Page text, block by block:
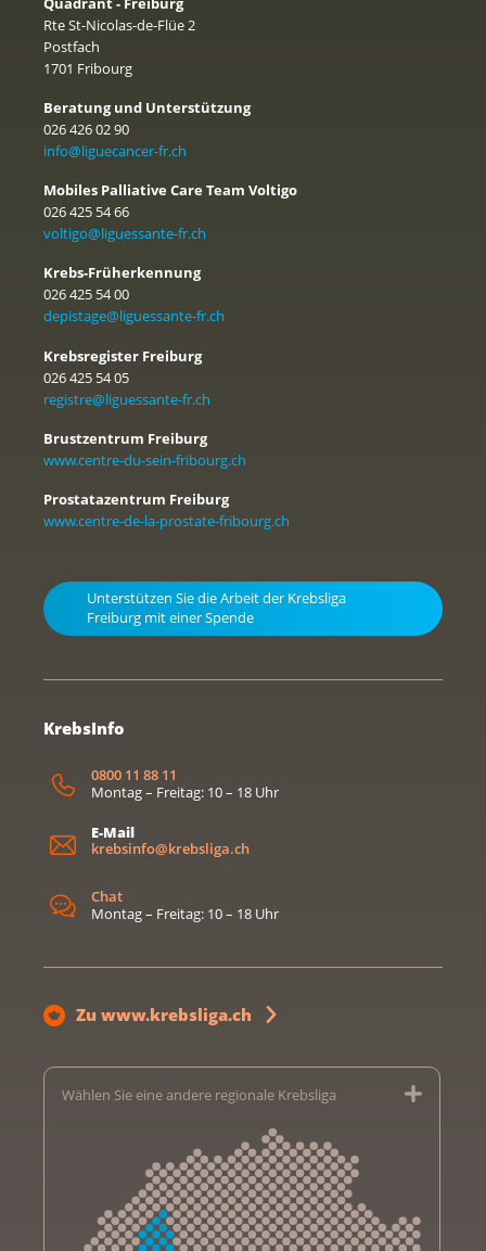
Rte St-Nicolas-de-Flüe 2
Postfach
1701 Fribourg
Beratung und Unterstützung
026 426 02 90
info@liguecancer-fr.ch
Mobiles Palliative Care Team Voltigo
026 425 54 66
voltigo@liguessante-fr.ch
Krebs-Früherkennung
026 425 54 00
depistage@liguessante-fr.ch
Krebsregister Freiburg
026 425 54 05
registre@liguessante-fr.ch
Brustzentrum Freiburg
www.centre-du-sein-fribourg.ch
Prostatazentrum Freiburg
www.centre-de-la-prostate-fribourg.ch
Unterstützen Sie die Arbeit der Krebsliga
Freiburg mit einer Spende
KrebsInfo
0800 11 88 11
Montag – Freitag: 10 – 18 Uhr
E-Mail
krebsinfo@krebsliga.ch
Chat
Montag – Freitag: 10 – 18 Uhr
Zu www.krebsliga.ch
Wählen Sie eine andere regionale Krebsliga